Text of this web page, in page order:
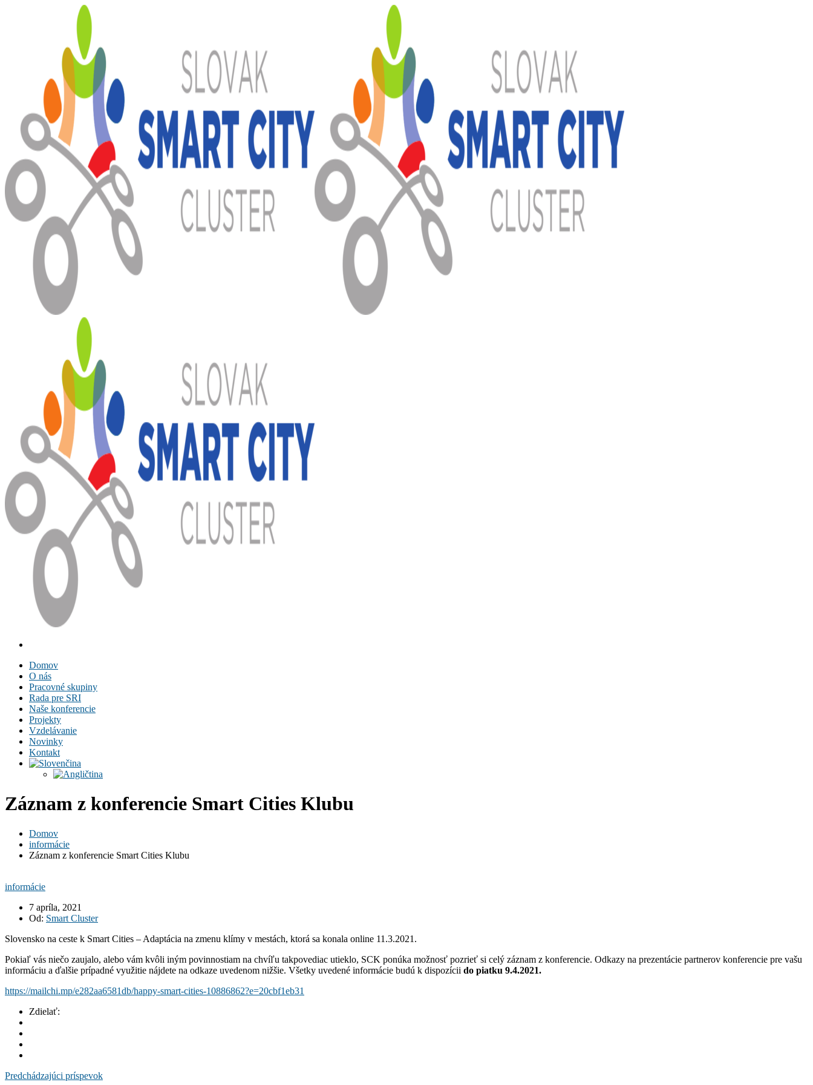
Domov
O nás
Pracovné skupiny
Rada pre SRI
Naše konferencie
Projekty
Vzdelávanie
Novinky
Kontakt
Záznam z konferencie Smart Cities Klubu
Domov
informácie
Záznam z konferencie Smart Cities Klubu
informácie
7 apríla, 2021
Od: Smart Cluster
Slovensko na ceste k Smart Cities – Adaptácia na zmenu klímy v mestách, ktorá sa konala online 11.3.2021.
Pokiaľ vás niečo zaujalo, alebo vám kvôli iným povinnostiam na chvíľu takpovediac utieklo, SCK ponúka možnosť pozrieť si celý záznam z konferencie. Odkazy na prezentácie partnerov konferencie pre vašu
informáciu a ďalšie prípadné využitie nájdete na odkaze uvedenom nižšie. Všetky uvedené informácie budú k dispozícii do piatku 9.4.2021.
https://mailchi.mp/e282aa6581db/happy-smart-cities-10886862?e=20cbf1eb31
Zdielať:
Predchádzajúci príspevok